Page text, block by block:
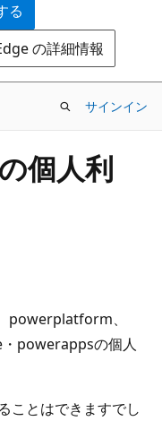
る
の詳細情報
サインイン
個人利
powerplatform、
powerappsの個人
ことはできますでし